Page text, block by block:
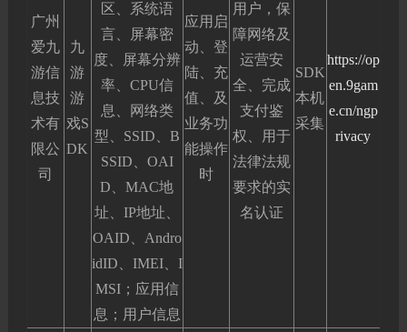
广州
爱九
游信
息技
术有
限公
司
九
游
游
戏S
DK
区、系统语
言、屏幕密
度、屏幕分辨
率、CPU信
息、网络类
型、SSID、B
SSID、OAI
D、MAC地
址、IP地址、
OAID、Andro
idID、IMEI、I
MSI；应用信
息；用户信息
应用启
动、登
陆、充
值、及
业务功
能操作
时
用户，保
障网络及
运营安
全、完成
支付鉴
权、用于
法律法规
要求的实
名认证
SDK
本机
采集
https://op
en.9gam
e.cn/ngp
rivacy